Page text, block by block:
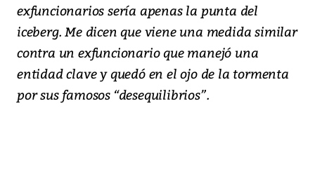
exfuncionarios sería apenas la punta del
iceberg. Me dicen que viene una medida similar
contra un exfuncionario que manejó una
entidad clave y quedó en el ojo de la tormenta
por sus famosos “desequilibrios”.